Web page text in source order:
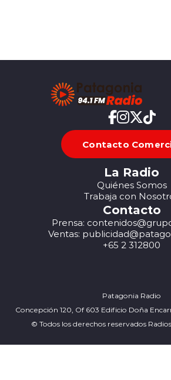
Contacto
La Radio
Quiénes Somos
Trabaja con
Contacto
Prensa:
Ventas:
+65 2 312800
Patagonia Radio
Concepción 120, Of 603 Edificio Doña
© Todos los derechos reservados